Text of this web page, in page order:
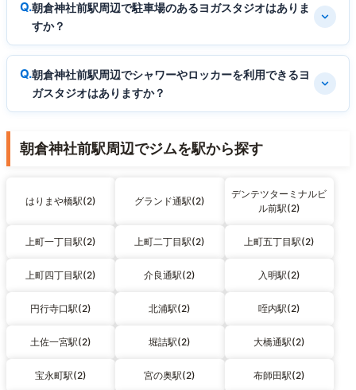
朝倉神社前駅周辺で駐車場のあるヨガスタジオはありま
すか？
朝倉神社前駅周辺でシャワーやロッカーを利用できるヨ
ガスタジオはありますか？
朝倉神社前駅周辺でジムを駅から探す
はりまや橋駅(2) グランド通駅(2)
デンテツターミナルビ
ル前駅(2)
上町一丁目駅(2) 上町二丁目駅(2) 上町五丁目駅(2)
上町四丁目駅(2) 介良通駅(2) 入明駅(2)
円行寺口駅(2) 北浦駅(2) 咥内駅(2)
土佐一宮駅(2) 堀詰駅(2) 大橋通駅(2)
宝永町駅(2) 宮の奥駅(2) 布師田駅(2)